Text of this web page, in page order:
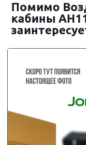
Помимо
кабины